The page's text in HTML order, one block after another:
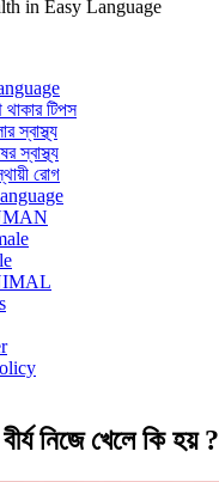
in Easy Language
টিপস
স্বাস্থ্য
স্বাস্থ্য
রোগ
নিজে খেলে কি হয় ?